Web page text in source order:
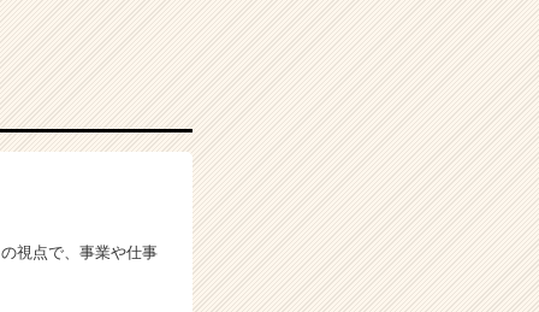
視点で、事業や仕事